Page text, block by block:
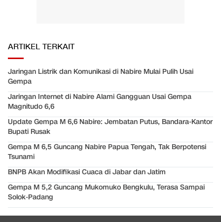
ARTIKEL TERKAIT
Jaringan Listrik dan Komunikasi di Nabire Mulai Pulih Usai
Gempa
Jaringan Internet di Nabire Alami Gangguan Usai Gempa
Magnitudo 6,6
Update Gempa M 6,6 Nabire: Jembatan Putus, Bandara-Kantor
Bupati Rusak
Gempa M 6,5 Guncang Nabire Papua Tengah, Tak Berpotensi
Tsunami
BNPB Akan Modifikasi Cuaca di Jabar dan Jatim
Gempa M 5,2 Guncang Mukomuko Bengkulu, Terasa Sampai
Solok-Padang